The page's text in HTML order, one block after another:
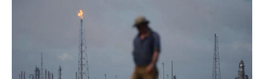
venezuela.jpg